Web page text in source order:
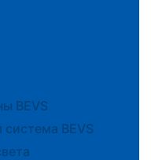
BEVS
BEVS